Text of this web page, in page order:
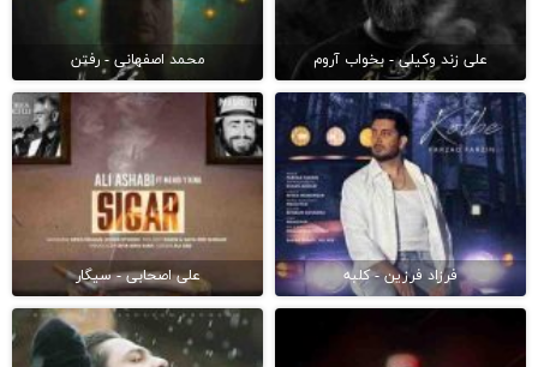
علی زند وکیلی - بخواب آروم محمد اصفهانی - رفتن
فرزاد فرزین - کلبه علی اصحابی - سیگار